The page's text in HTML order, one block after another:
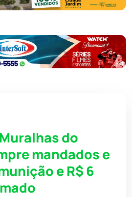
do
mandados e
e R$ 6